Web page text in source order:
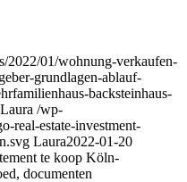
2022/01/wohnung-verkaufen-
grundlagen-ablauf-
backsteinhaus-
Laura /wp-
real-estate-investment-
Laura2022-01-20
te koop Köln-
documenten